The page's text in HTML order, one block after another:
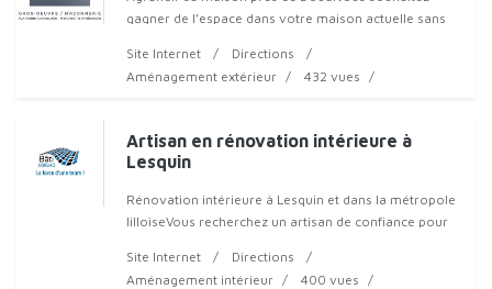
gagner de l’espace dans votre maison actuelle sans
Béthune, est s
Site Internet
Directions
Aménagement extérieur
432 vues
Artisan en rénovation intérieure à
Lesquin
Rénovation intérieure à Lesquin et dans la métropole
lilloiseVous recherchez un artisan de confiance pour
alentours ?Bâti Coe
Site Internet
Directions
Aménagement intérieur
400 vues